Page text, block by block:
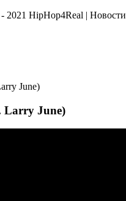
June)
Larry June)
2021 HipHop4Real | Новости